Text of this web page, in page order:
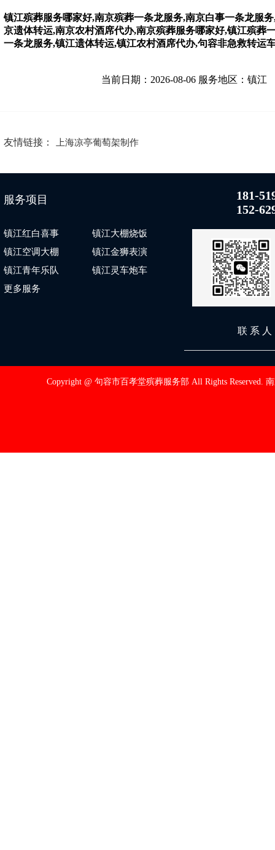
镇江殡葬服务哪家好,南京殡葬一条龙服务,南京白事一条龙服
京遗体转运,南京农村酒席代办,南京殡葬服务哪家好,镇江殡葬
一条龙服务,镇江遗体转运,镇江农村酒席代办,句容非急救转运
当前日期：2026-08-06 服务地区：镇江
友情链接： 上海凉亭葡萄架制作
服务项目
镇江红白喜事
镇江大棚烧饭
镇江空调大棚
镇江金狮表演
镇江青年乐队
镇江灵车炮车
更多服务
181-
152-
联 系 人
Copyright @ 句容市百孝堂殡葬服务部 All Rights Reserved.